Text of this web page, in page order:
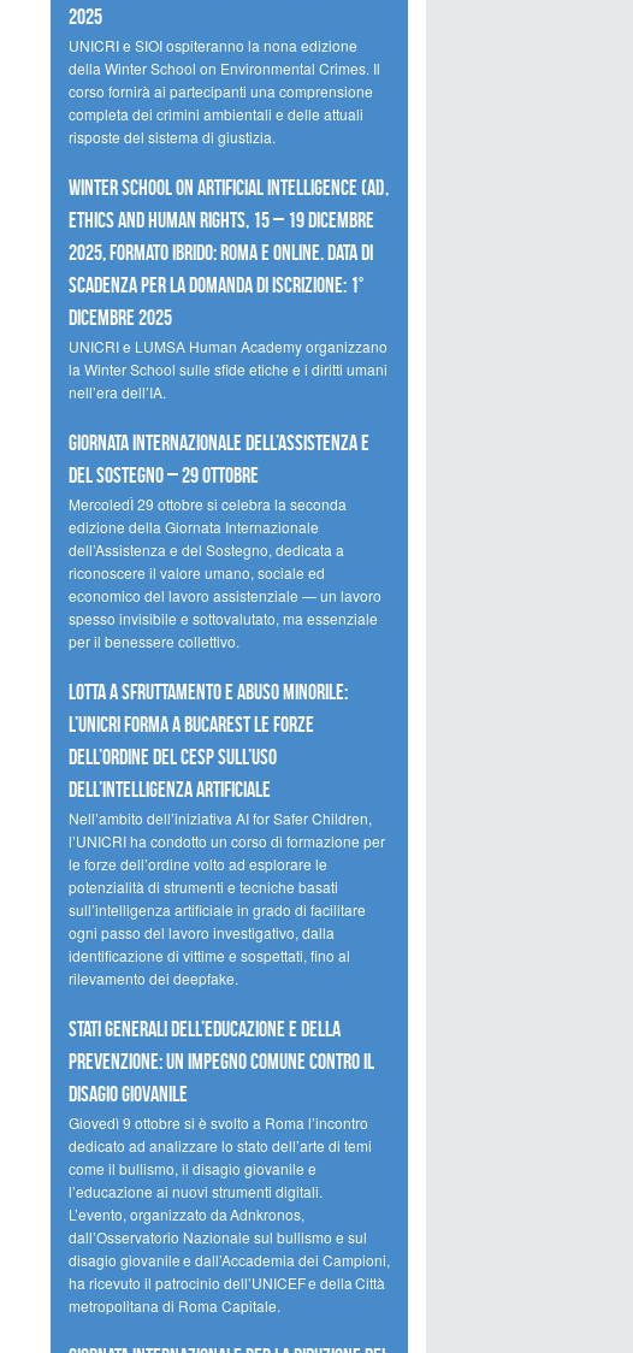
2025
UNICRI e SIOI ospiteranno la nona edizione
della Winter School on Environmental Crimes. Il
corso fornirà ai partecipanti una comprensione
completa dei crimini ambientali e delle attuali
risposte del sistema di giustizia.
Winter School on Artificial Intelligence (AI),
Ethics and Human Rights, 15 – 19 dicembre
2025, Formato Ibrido: Roma e online. Data di
scadenza per la domanda di iscrizione: 1°
dicembre 2025
UNICRI e LUMSA Human Academy organizzano
la Winter School sulle sfide etiche e i diritti umani
nell’era dell’IA.
Giornata internazionale dell’assistenza e
del sostegno – 29 ottobre
MercoledÌ 29 ottobre si celebra la seconda
edizione della Giornata Internazionale
dell’Assistenza e del Sostegno, dedicata a
riconoscere il valore umano, sociale ed
economico del lavoro assistenziale — un lavoro
spesso invisibile e sottovalutato, ma essenziale
per il benessere collettivo.
Lotta a sfruttamento e abuso minorile:
l’UNICRI forma a Bucarest le forze
dell’ordine del CESP sull’uso
dell’Intelligenza Artificiale
Nell’ambito dell’iniziativa AI for Safer Children,
l’UNICRI ha condotto un corso di formazione per
le forze dell’ordine volto ad esplorare le
potenzialità di strumenti e tecniche basati
sull’intelligenza artificiale in grado di facilitare
ogni passo del lavoro investigativo, dalla
identificazione di vittime e sospettati, fino al
rilevamento dei deepfake.
Stati Generali dell’Educazione e della
Prevenzione: un impegno comune contro il
disagio giovanile
Giovedì 9 ottobre si è svolto a Roma l’incontro
dedicato ad analizzare lo stato dell’arte di temi
come il bullismo, il disagio giovanile e
l’educazione ai nuovi strumenti digitali.
L’evento, organizzato da Adnkronos,
dall’Osservatorio Nazionale sul bullismo e sul
disagio giovanile e dall’Accademia dei Campioni,
ha ricevuto il patrocinio dell’UNICEF e della Città
metropolitana di Roma Capitale.